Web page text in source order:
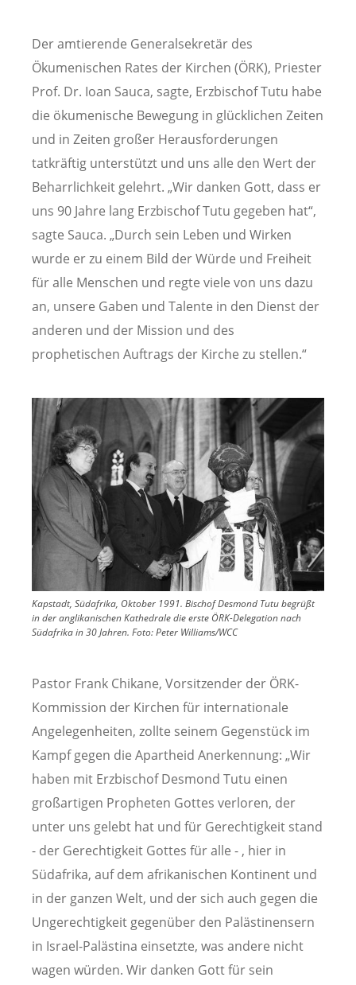
Der amtierende Generalsekretär des
Ökumenischen Rates der Kirchen (ÖRK), Priester
Prof. Dr. Ioan Sauca, sagte, Erzbischof Tutu habe
die ökumenische Bewegung in glücklichen Zeiten
und in Zeiten großer Herausforderungen
tatkräftig unterstützt und uns alle den Wert der
Beharrlichkeit gelehrt. „Wir danken Gott, dass er
uns 90 Jahre lang Erzbischof Tutu gegeben hat“,
sagte Sauca. „Durch sein Leben und Wirken
wurde er zu einem Bild der Würde und Freiheit
für alle Menschen und regte viele von uns dazu
an, unsere Gaben und Talente in den Dienst der
anderen und der Mission und des
prophetischen Auftrags der Kirche zu stellen.“
Image
Kapstadt, Südafrika, Oktober 1991. Bischof Desmond Tutu begrüßt
in der anglikanischen Kathedrale die erste ÖRK-Delegation nach
Südafrika in 30 Jahren. Foto:Peter Williams/WCC
Pastor Frank Chikane, Vorsitzender der ÖRK-
Kommission der Kirchen für internationale
Angelegenheiten, zollte seinem Gegenstück im
Kampf gegen die Apartheid Anerkennung: „Wir
haben mit Erzbischof Desmond Tutu einen
großartigen Propheten Gottes verloren, der
unter uns gelebt hat und für Gerechtigkeit stand
- der Gerechtigkeit Gottes für alle - , hier in
Südafrika, auf dem afrikanischen Kontinent und
in der ganzen Welt, und der sich auch gegen die
Ungerechtigkeit gegenüber den Palästinensern
in Israel-Palästina einsetzte, was andere nicht
wagen würden. Wir danken Gott für sein